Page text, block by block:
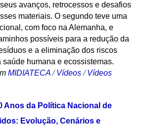
avanços, retrocessos e desafios
materiais. O segundo teve uma
com foco na Alemanha, e
possíveis para a redução da
e a eliminação dos riscos
saúde humana e ecossistemas.
MIDIATECA /Vídeos /Vídeos
Anos da Política Nacional de
Evolução, Cenários e